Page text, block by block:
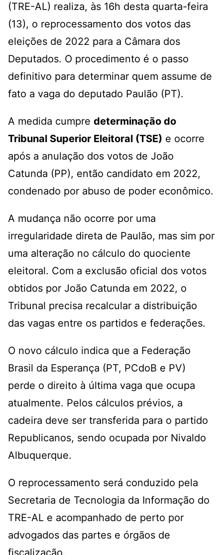
(TRE-AL) realiza, às 16h desta quarta-feira
(13), o reprocessamento dos votos das
eleições de 2022 para a Câmara dos
Deputados. O procedimento é o passo
definitivo para determinar quem assume de
fato a vaga do deputado Paulão (PT).
A medida cumpre determinação do
Tribunal Superior Eleitoral (TSE) e ocorre
após a anulação dos votos de João
Catunda (PP), então candidato em 2022,
condenado por abuso de poder econômico.
A mudança não ocorre por uma
irregularidade direta de Paulão, mas sim por
uma alteração no cálculo do quociente
eleitoral. Com a exclusão oficial dos votos
obtidos por João Catunda em 2022, o
Tribunal precisa recalcular a distribuição
das vagas entre os partidos e federações.
O novo cálculo indica que a Federação
Brasil da Esperança (PT, PCdoB e PV)
perde o direito à última vaga que ocupa
atualmente. Pelos cálculos prévios, a
cadeira deve ser transferida para o partido
Republicanos, sendo ocupada por Nivaldo
Albuquerque.
O reprocessamento será conduzido pela
Secretaria de Tecnologia da Informação do
TRE-AL e acompanhado de perto por
advogados das partes e órgãos de